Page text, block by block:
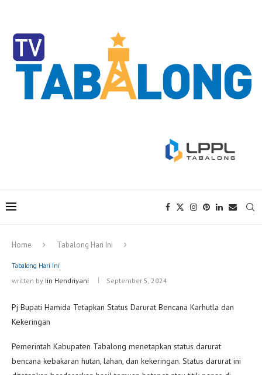
Home Tabalong Hari Ini
Tabalong Hari Ini
written by Iin Hendriyani September 5, 2024
Pj Bupati Hamida Tetapkan Status Darurat Bencana Karhutla dan
Kekeringan
Pemerintah Kabupaten Tabalong menetapkan status darurat
bencana kebakaran hutan, lahan, dan kekeringan. Status darurat ini